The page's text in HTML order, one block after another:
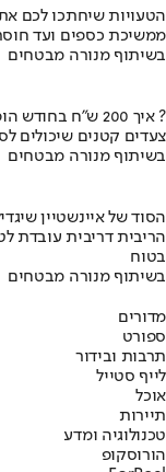
הטעויות שיחתכו לכם
ממשיכת כספים ועד
בשיתוף מנורה מבטחים
איך 200 ש"ח בחודש הופכים ל140 אלף ?
צעדים קטנים שיכולים
בשיתוף מנורה מבטחים
הסוד של איינשטיין
הריבית דריבית עובדת
בטוח
בשיתוף מנורה מבטחים
מדורים
ספורט
תרבות ובידור
לייף סטייל
אוכל
תיירות
טכנולוגיה ומדע
הורוסקופ